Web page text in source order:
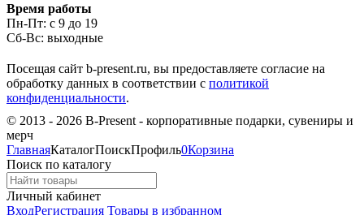
Время работы
Пн-Пт: с 9 до 19
Сб-Вс: выходные
Посещая сайт b-present.ru, вы предоставляете согласие на
обработку данных в соответствии с политикой
конфиденциальности.
© 2013 - 2026 B-Present - корпоративные подарки, сувениры и
мерч
ГлавнаяКаталогПоискПрофиль0Корзина
Поиск по каталогу
Личный кабинет
ВходРегистрация Товары в избранном